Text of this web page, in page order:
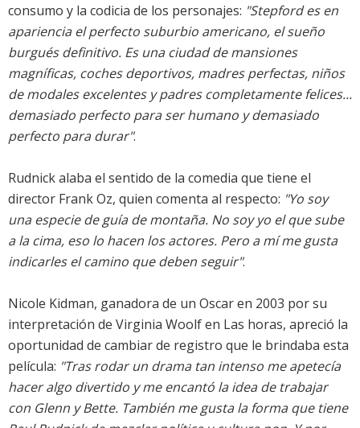
consumo y la codicia de los personajes: "Stepford es en
apariencia el perfecto suburbio americano, el sueño
burgués definitivo. Es una ciudad de mansiones
magníficas, coches deportivos, madres perfectas, niños
de modales excelentes y padres completamente felices...
demasiado perfecto para ser humano y demasiado
perfecto para durar".
Rudnick alaba el sentido de la comedia que tiene el
director Frank Oz, quien comenta al respecto: "Yo soy
una especie de guía de montaña. No soy yo el que sube
a la cima, eso lo hacen los actores. Pero a mí me gusta
indicarles el camino que deben seguir".
Nicole Kidman, ganadora de un Oscar en 2003 por su
interpretación de Virginia Woolf en Las horas, apreció la
oportunidad de cambiar de registro que le brindaba esta
película: "Tras rodar un drama tan intenso me apetecía
hacer algo divertido y me encantó la idea de trabajar
con Glenn y Bette. También me gusta la forma que tiene